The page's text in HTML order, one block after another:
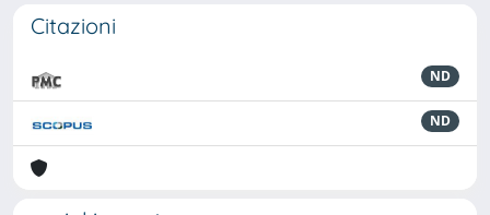
Citazioni
ND
ND